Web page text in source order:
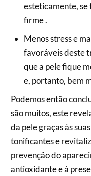
esteticamente, se
firme .
Menos stress e
favoráveis deste
que a pele fique
e, portanto, bem
Podemos então
são muitos, este
da pele graças às
tonificantes e
prevenção do
antioxidante e à